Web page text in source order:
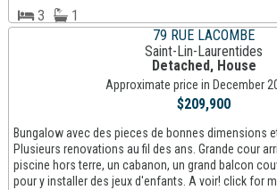
3 1
79 RUE LACOMBE
Saint-Lin-Laurentides
Detached, House
Approximate price in December
$209,900
Bungalow avec des pieces de bonnes dimensions
Plusieurs renovations au fil des ans. Grande cour
piscine hors terre, un cabanon, un grand balcon
pour y installer des jeux d'enfants. A voir! click for